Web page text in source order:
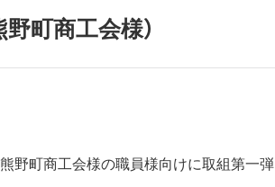
町商工会様）
野町商工会様の職員様向けに取組第一弾